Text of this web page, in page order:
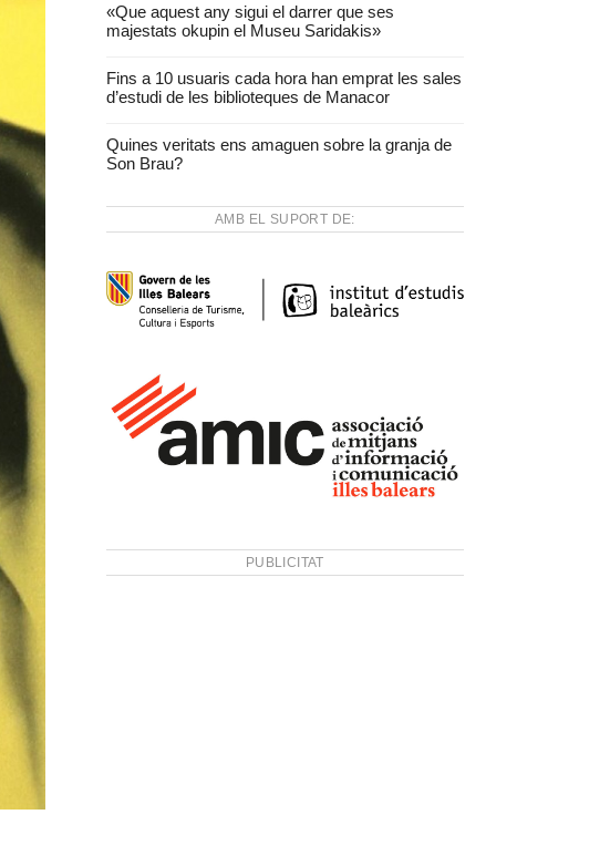
«Que aquest any sigui el darrer que ses
majestats okupin el Museu Saridakis»
Fins a 10 usuaris cada hora han emprat les sales
d’estudi de les biblioteques de Manacor
Quines veritats ens amaguen sobre la granja de
Son Brau?
AMB EL SUPORT DE:
PUBLICITAT